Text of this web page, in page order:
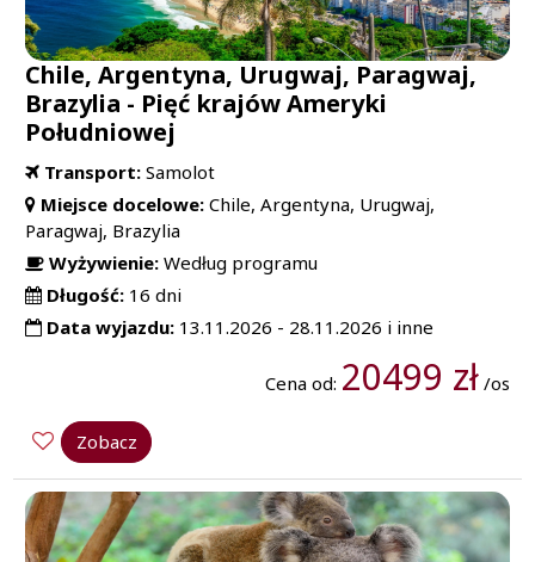
Chile, Argentyna, Urugwaj, Paragwaj,
Brazylia - Pięć krajów Ameryki
Południowej
Transport: Samolot
Miejsce docelowe: Chile, Argentyna, Urugwaj,
Paragwaj, Brazylia
Wyżywienie: Według programu
Długość: 16 dni
Data wyjazdu: 13.11.2026 - 28.11.2026 i inne
Cena od: 20499 zł/os
Zobacz